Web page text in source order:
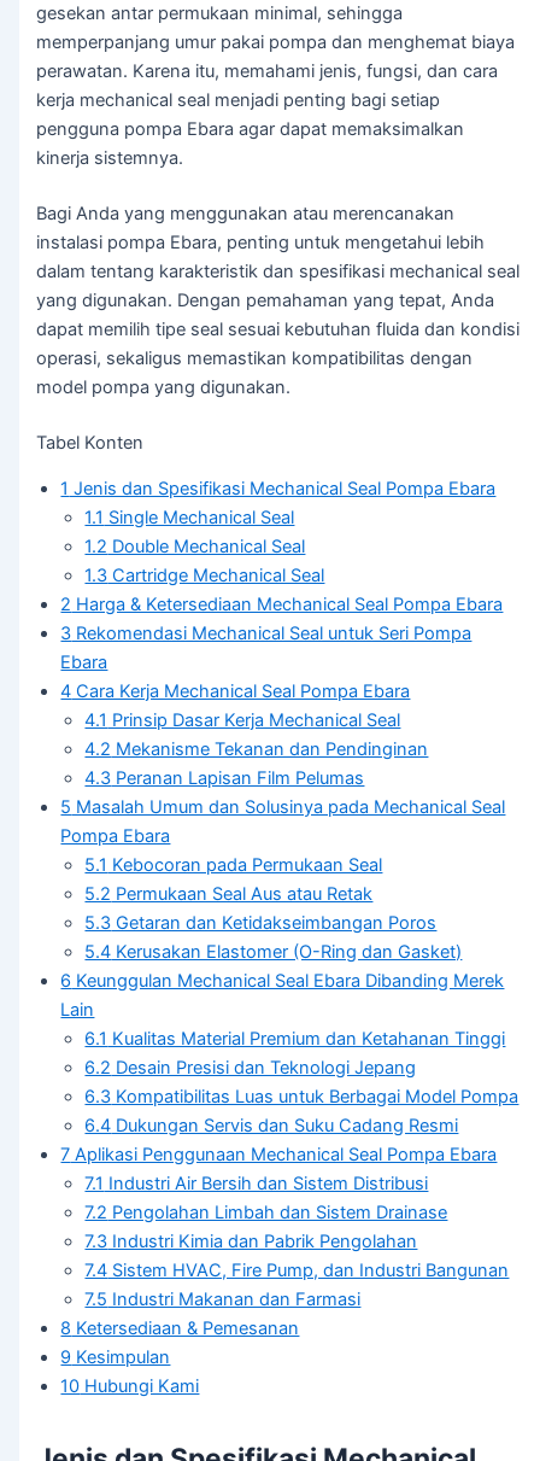
gesekan antar permukaan minimal, sehingga
memperpanjang umur pakai pompa dan menghemat biaya
perawatan. Karena itu, memahami jenis, fungsi, dan cara
kerja mechanical seal menjadi penting bagi setiap
pengguna pompa Ebara agar dapat memaksimalkan
kinerja sistemnya.
Bagi Anda yang menggunakan atau merencanakan
instalasi pompa Ebara, penting untuk mengetahui lebih
dalam tentang karakteristik dan spesifikasi mechanical seal
yang digunakan. Dengan pemahaman yang tepat, Anda
dapat memilih tipe seal sesuai kebutuhan fluida dan kondisi
operasi, sekaligus memastikan kompatibilitas dengan
model pompa yang digunakan.
Tabel Konten
1 Jenis dan Spesifikasi Mechanical Seal Pompa Ebara
1.1 Single Mechanical Seal
1.2 Double Mechanical Seal
1.3 Cartridge Mechanical Seal
2 Harga & Ketersediaan Mechanical Seal Pompa Ebara
3 Rekomendasi Mechanical Seal untuk Seri Pompa
Ebara
4 Cara Kerja Mechanical Seal Pompa Ebara
4.1 Prinsip Dasar Kerja Mechanical Seal
4.2 Mekanisme Tekanan dan Pendinginan
4.3 Peranan Lapisan Film Pelumas
5 Masalah Umum dan Solusinya pada Mechanical Seal
Pompa Ebara
5.1 Kebocoran pada Permukaan Seal
5.2 Permukaan Seal Aus atau Retak
5.3 Getaran dan Ketidakseimbangan Poros
5.4 Kerusakan Elastomer (O-Ring dan Gasket)
6 Keunggulan Mechanical Seal Ebara Dibanding Merek
Lain
6.1 Kualitas Material Premium dan Ketahanan Tinggi
6.2 Desain Presisi dan Teknologi Jepang
6.3 Kompatibilitas Luas untuk Berbagai Model Pompa
6.4 Dukungan Servis dan Suku Cadang Resmi
7 Aplikasi Penggunaan Mechanical Seal Pompa Ebara
7.1 Industri Air Bersih dan Sistem Distribusi
7.2 Pengolahan Limbah dan Sistem Drainase
7.3 Industri Kimia dan Pabrik Pengolahan
7.4 Sistem HVAC, Fire Pump, dan Industri Bangunan
7.5 Industri Makanan dan Farmasi
8 Ketersediaan & Pemesanan
9 Kesimpulan
10 Hubungi Kami